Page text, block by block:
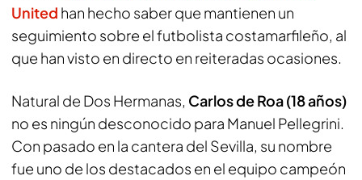
United han hecho saber que mantienen un
seguimiento sobre el futbolista costamarfileño, al
que han visto en directo en reiteradas ocasiones.
Natural de Dos Hermanas, Carlos de Roa (18 años)
no es ningún desconocido para Manuel Pellegrini.
Con pasado en la cantera del Sevilla, su nombre
fue uno de los destacados en el equipo campeón